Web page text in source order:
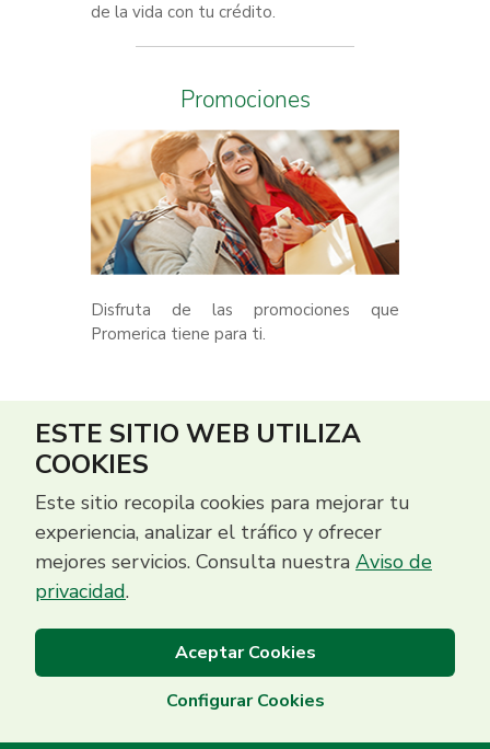
de la vida con tu crédito.
Promociones
Disfruta de las promociones que
Promerica tiene para ti.
ESTE SITIO WEB UTILIZA
COOKIES
Este sitio recopila cookies para mejorar tu
experiencia, analizar el tráfico y ofrecer
mejores servicios. Consulta nuestra Aviso de
privacidad.
Aceptar Cookies
Configurar Cookies